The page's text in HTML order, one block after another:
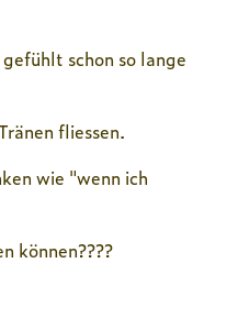
schon so lange
fliessen.
wie "wenn ich
können????